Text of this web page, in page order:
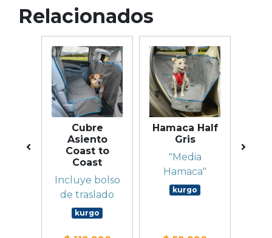
Relacionados
Cubre
Asiento
Coast to
Coast
Incluye bolso
de traslado
kurgo
Hamaca Half
Gris
"Media
Hamaca"
kurgo